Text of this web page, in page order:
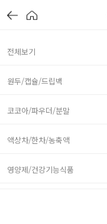
전체보기
원두/캡슐/드립백
코코아/파우더/분말
액상차/한차/농축액
영양제/건강기능식품